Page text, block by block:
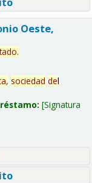
Oeste,
.
sociedad del
Signatura